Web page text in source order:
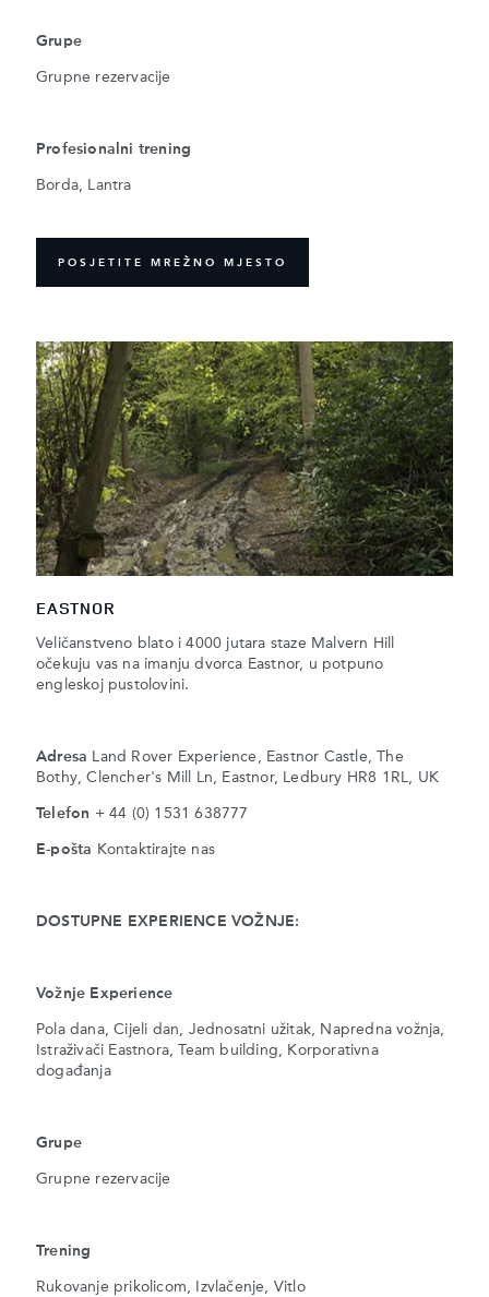
Grupe
Grupne rezervacije
Profesionalni trening
Borda, Lantra
POSJETITE MREŽNO MJESTO
EASTNOR
Veličanstveno blato i 4000 jutara staze Malvern Hill
očekuju vas na imanju dvorca Eastnor, u potpuno
engleskoj pustolovini.
Adresa Land Rover Experience, Eastnor Castle, The
Bothy, Clencher's Mill Ln, Eastnor, Ledbury HR8 1RL, UK
Telefon + 44 (0) 1531 638777
E-pošta Kontaktirajte nas
DOSTUPNE EXPERIENCE VOŽNJE:
Vožnje Experience
Pola dana, Cijeli dan, Jednosatni užitak, Napredna vožnja,
Istraživači Eastnora, Team building, Korporativna
događanja
Grupe
Grupne rezervacije
Trening
Rukovanje prikolicom, Izvlačenje, Vitlo